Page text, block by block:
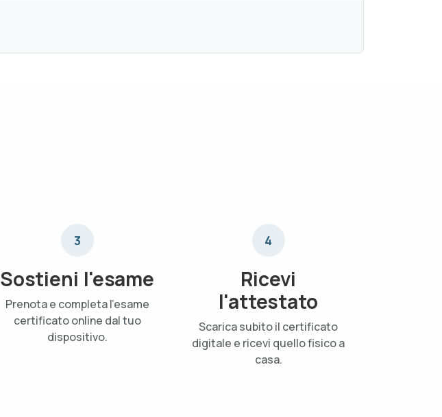
3
Sostieni l'esame
Prenota e completa l'esame
certificato online dal tuo
dispositivo.
4
Ricevi
l'attestato
Scarica subito il certificato
digitale e ricevi quello fisico a
casa.